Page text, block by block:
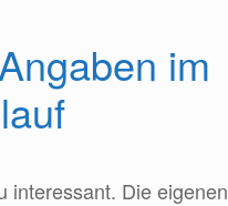
im
interessant. Die eigenen